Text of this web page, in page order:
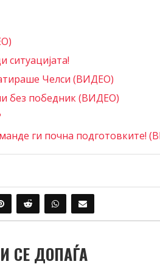
ситуацијата!
Челси (ВИДЕО)
без победник (ВИДЕО)
ги почна подготовките!
СЕ ДОПАЃА